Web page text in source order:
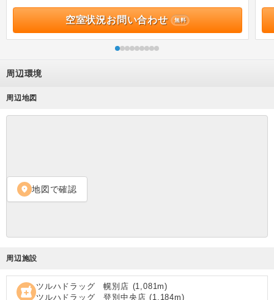
空室状況お問い合わせ 無料
周辺環境
周辺地図
location_on 地図で確認
周辺施設
local_pharmacy ツルハドラッグ 幌別店 (1,081m)
ツルハドラッグ 登別中央店 (1,184m)